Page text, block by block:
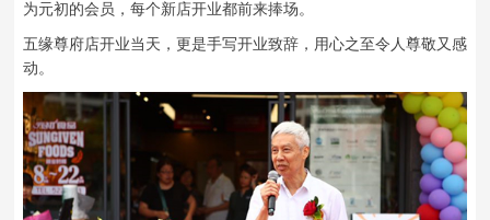
为元初的会员，每个新店开业都前来捧场。
五缘尊府店开业当天，更是手写开业致辞，用心之至令人尊敬又感
动。